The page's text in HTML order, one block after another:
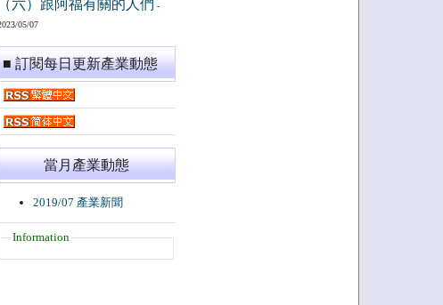
（六）跟阿福有關的人們 -
05/07
■ 訂閱每日更新產業動態
當月產業動態
2019/07 產業新聞
Information